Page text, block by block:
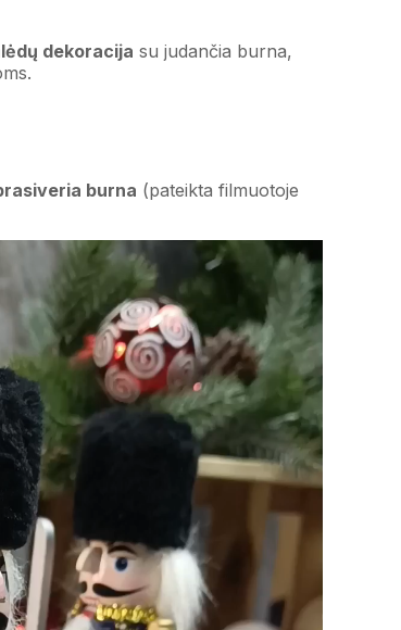
dekoracija su judančia burna,
burna (pateikta filmuotoje